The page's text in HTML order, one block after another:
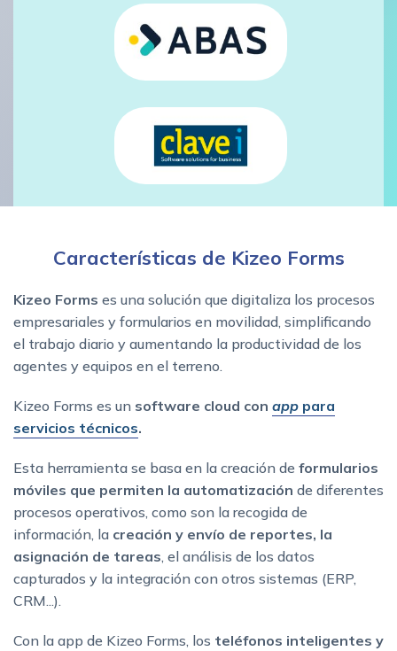
Características de Kizeo Forms
Kizeo Forms es una solución que digitaliza los procesos
empresariales y formularios en movilidad, simplificando
el trabajo diario y aumentando la productividad de los
agentes y equipos en el terreno.
Kizeo Forms es un software cloud con app para
servicios técnicos.
Esta herramienta se basa en la creación de formularios
móviles que permiten la automatización de diferentes
procesos operativos, como son la recogida de
información, la creación y envío de reportes, la
asignación de tareas, el análisis de los datos
capturados y la integración con otros sistemas (ERP,
CRM...).
Con la app de Kizeo Forms, los teléfonos inteligentes y